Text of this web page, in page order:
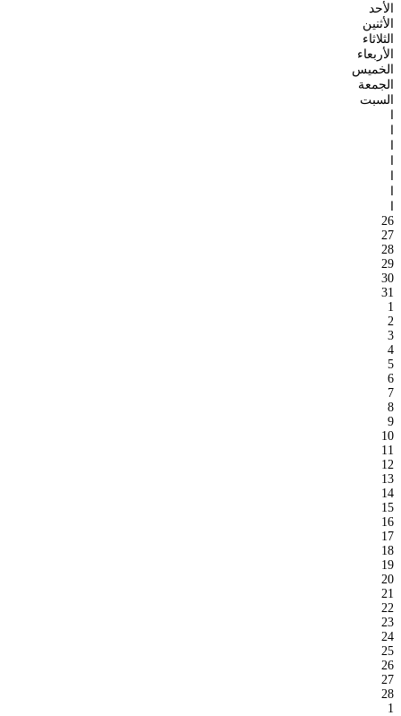
الأحد
الأثنين
الثلاثاء
الأربعاء
الخميس
الجمعة
السبت
ا
ا
ا
ا
ا
ا
ا
26
27
28
29
30
31
1
2
3
4
5
6
7
8
9
10
11
12
13
14
15
16
17
18
19
20
21
22
23
24
25
26
27
28
1